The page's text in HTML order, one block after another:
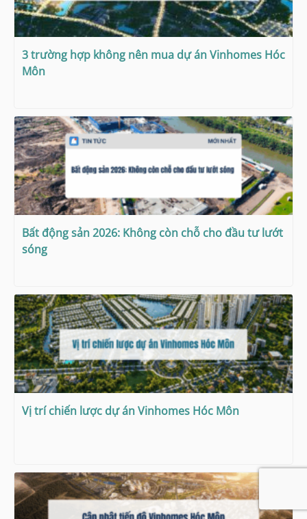
3 trường hợp không nên mua dự án Vinhomes Hóc
Môn
Bất động sản 2026: Không còn chỗ cho đầu tư lướt
sóng
Vị trí chiến lược dự án Vinhomes Hóc Môn